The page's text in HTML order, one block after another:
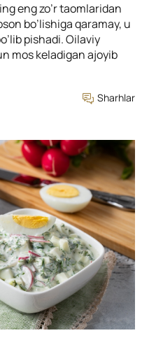
eng zo’r taomlaridan
bo’lishiga qaramay, u
pishadi. Oilaviy
mos keladigan ajoyib
Sharhlar